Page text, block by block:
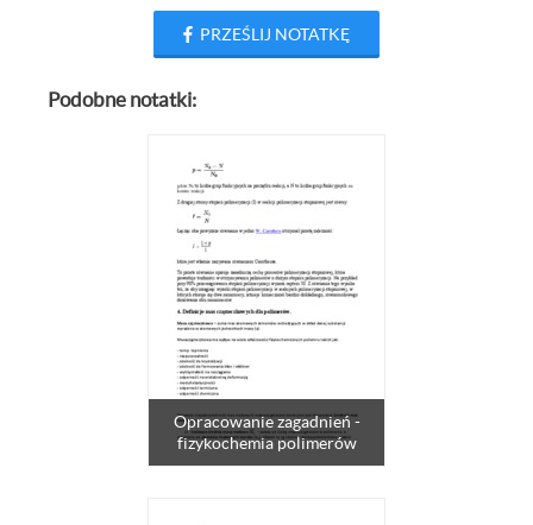
PRZEŚLIJ NOTATKĘ
Podobne notatki:
Opracowanie zagadnień -
fizykochemia polimerów